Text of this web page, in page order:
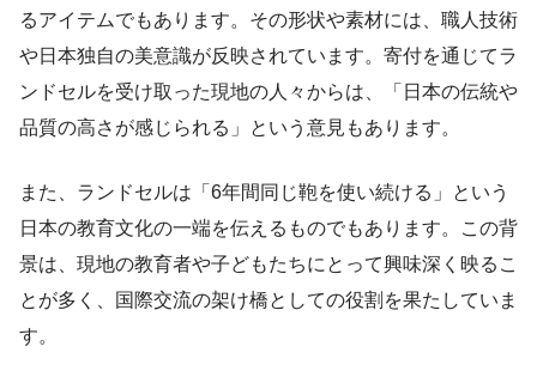
るアイテムでもあります。その形状や素材には、職人技術
や日本独自の美意識が反映されています。寄付を通じてラ
ンドセルを受け取った現地の人々からは、「日本の伝統や
品質の高さが感じられる」という意見もあります。
また、ランドセルは「6年間同じ鞄を使い続ける」という
日本の教育文化の一端を伝えるものでもあります。この背
景は、現地の教育者や子どもたちにとって興味深く映るこ
とが多く、国際交流の架け橋としての役割を果たしていま
す。